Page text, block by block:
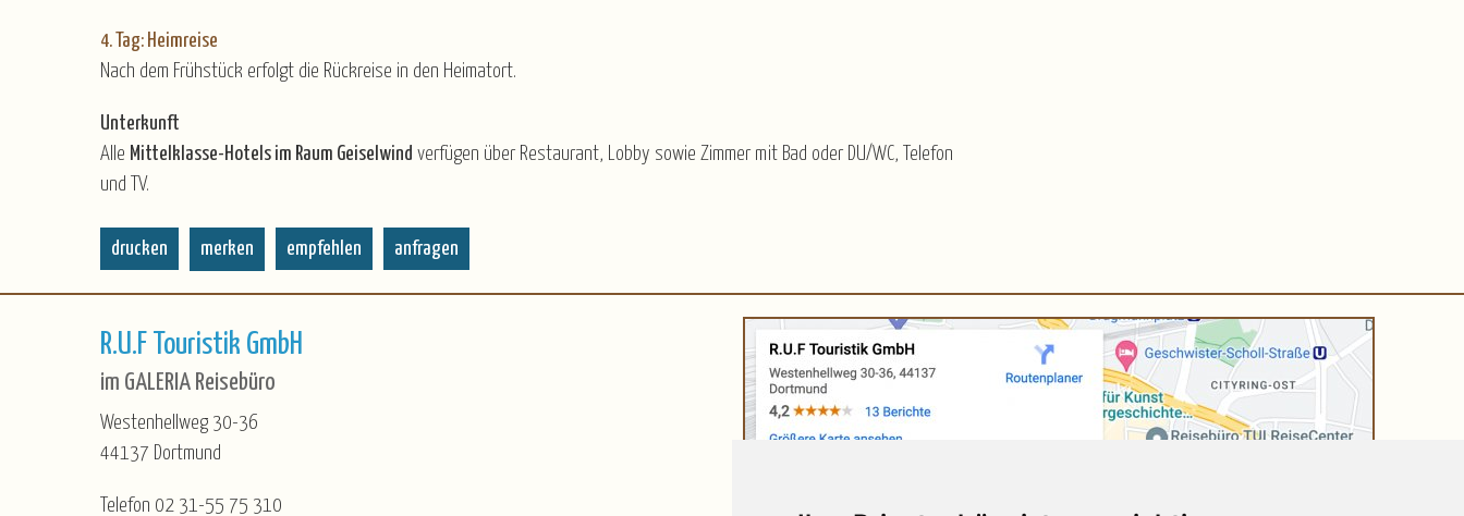
4. Tag: Heimreise
Nach dem Frühstück erfolgt die Rückreise in den Heimatort.
Unterkunft
Alle Mittelklasse-Hotels im Raum Geiselwind verfügen über Restaurant, Lobby sowie Zimmer mit Bad oder DU/WC, Telefon
und TV.
drucken merken empfehlen anfragen
R.U.F Touristik GmbH
im GALERIA Reisebüro
Westenhellweg 30-36
44137 Dortmund
Telefon 02 31-55 75 310